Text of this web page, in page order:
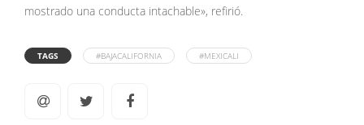
mostrado una conducta intachable», refirió.
TAGS #BAJACALIFORNIA #MEXICALI